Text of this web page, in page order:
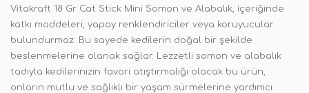
Vitakraft 18 Gr Cat Stick Mini Somon ve Alabalık, içeriğinde
katkı maddeleri, yapay renklendiriciler veya koruyucular
bulundurmaz. Bu sayede kedilerin doğal bir şekilde
beslenmelerine olanak sağlar. Lezzetli somon ve alabalık
tadıyla kedilerinizin favori atıştırmalığı olacak bu ürün,
onların mutlu ve sağlıklı bir yaşam sürmelerine yardımcı